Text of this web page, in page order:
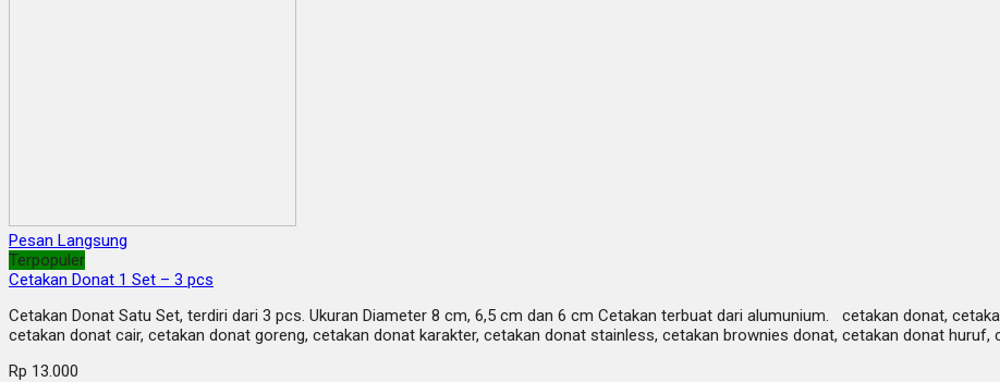
Pesan Langsung
Terpopuler
Cetakan Donat 1 Set – 3 pcs
Cetakan Donat Satu Set, terdiri dari 3 pcs. Ukuran Diameter 8 cm, 6,5 cm dan 6 cm Cetakan terbuat dari alumunium. cetakan donat,
cetakan donat cair, cetakan donat goreng, cetakan donat karakter, cetakan donat stainless, cetakan brownies donat, cetakan donat huruf,
Rp 13.000